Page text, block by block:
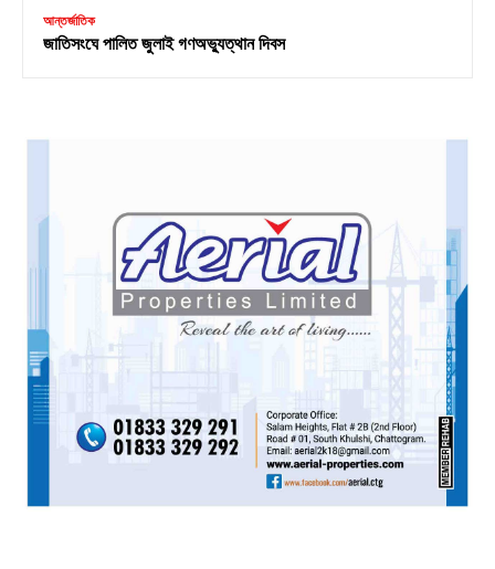
আন্তর্জাতিক
জাতিসংঘে পালিত জুলাই গণঅভ্যুত্থান দিবস